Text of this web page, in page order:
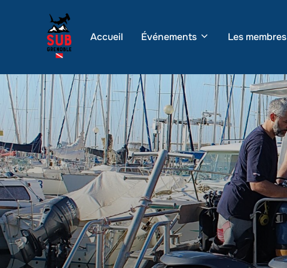
Accueil Événements Les membres